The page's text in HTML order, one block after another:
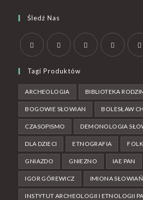
Śledź Nas
Tagi Produktów
ARCHEOLOGIA BIBLIOTEKA
BOGOWIE SŁOWIAN BOLESŁAW
CZASOPISMO DEMONOLOGIA
DLA DZIECI ETNOGRAFIA
GNIAZDO GNIEZNO IAE PAN
IGOR GÓREWICZ IMIONA
INSTYTUT ARCHEOLOGII I ETNOLOGII